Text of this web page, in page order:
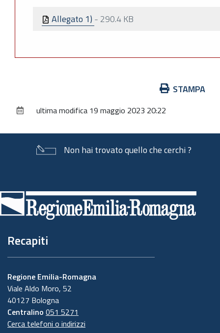
Allegato 1) - 290.4 KB
documento
STAMPA
ultima modifica 19 maggio 2023 20:22
Non hai trovato quello che cerchi ?
di
pagina
Recapiti
Regione Emilia-Romagna
Viale Aldo Moro, 52
40127 Bologna
Centralino 051 5271
Cerca telefoni o indirizzi